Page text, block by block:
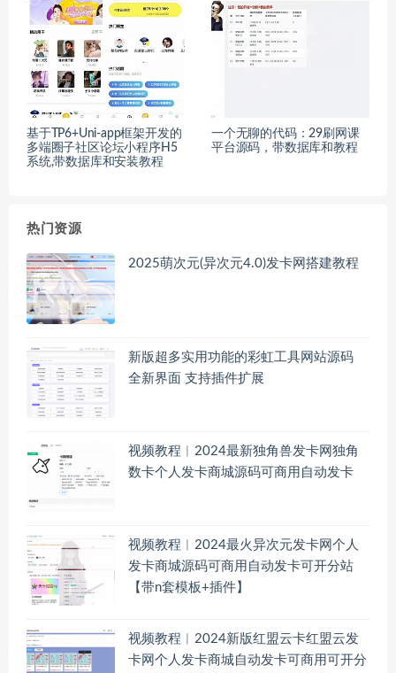
基于TP6+Uni-app框架开发的
多端圈子社区论坛小程序H5
系统,带数据库和安装教程
一个无聊的代码：29刷网课
平台源码，带数据库和教程
热门资源
2025萌次元(异次元4.0)发卡网搭建教程
新版超多实用功能的彩虹工具网站源码
全新界面 支持插件扩展
视频教程︱2024最新独角兽发卡网独角
数卡个人发卡商城源码可商用自动发卡
视频教程︱2024最火异次元发卡网个人
发卡商城源码可商用自动发卡可开分站
【带n套模板+插件】
视频教程︱2024新版红盟云卡红盟云发
卡网个人发卡商城自动发卡可商用可开分